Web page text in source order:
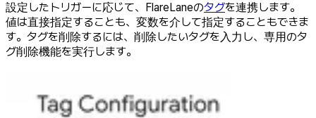
設定したトリガーに応じて、FlareLaneのタグを連携します。
値は直接指定することも、変数を介して指定することもできま
す。タグを削除するには、削除したいタグを入力し、専用のタ
グ削除機能を実行します。